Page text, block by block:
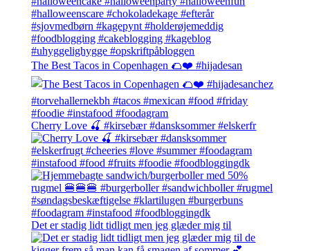
The Best Tacos in Copenhagen 🌮❤️ #hijadesan
Cherry Love 🍒 #kirsebær #dansksommer #elskerfr
Det er stadig lidt tidligt men jeg glæder mig til